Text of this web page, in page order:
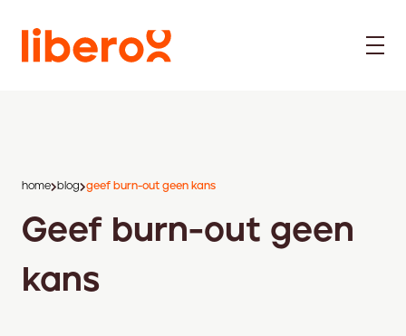
home blog geef burn-out geen kans
Geef burn-out geen
kans